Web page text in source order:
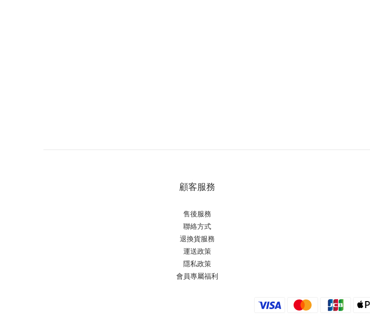
顧客服務
售後服務
聯絡方式
退換貨服務
運送政策
隱私政策
會員專屬福利